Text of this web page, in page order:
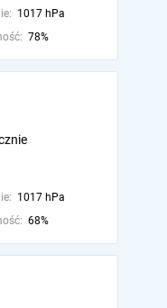
1017 hPa
78%
1017 hPa
68%